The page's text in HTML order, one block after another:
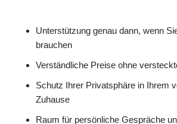
Unterstützung genau dann, wenn
brauchen
Verständliche Preise ohne
Schutz Ihrer Privatsphäre in Ihrem
Zuhause
Raum für persönliche Gespräche